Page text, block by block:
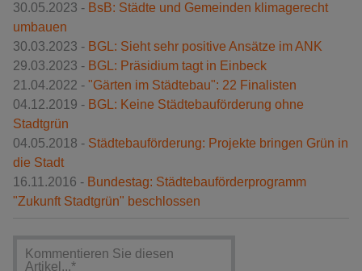
30.05.2023 - BsB: Städte und Gemeinden klima­ge­recht
umbauen
30.03.2023 - BGL: Sieht sehr positive Ansätze im ANK
29.03.2023 - BGL: Präsidium tagt in Einbeck
21.04.2022 - "Gärten im Städtebau": 22 Finalisten
04.12.2019 - BGL: Keine Städtebauförderung ohne
Stadtgrün
04.05.2018 - Städtebauförderung: Projekte bringen Grün in
die Stadt
16.11.2016 - Bundestag: Städtebauförderprogramm
"Zukunft Stadtgrün" beschlossen